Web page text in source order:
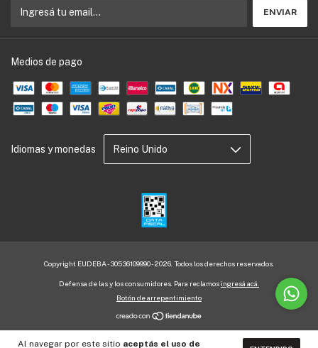
Al navegar por este sitio aceptás el uso de
Medios de pago
Idiomas y monedas
Copyright EUDEBA - 30536109990 - 2026. Todos los derechos reservados.
Defensa de las y los consumidores. Para reclamos ingresá acá.
Botón de arrepentimiento